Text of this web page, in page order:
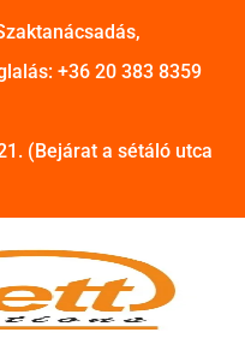
+36 20 383 8359
(Bejárat a sétáló utca